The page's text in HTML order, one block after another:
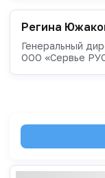
Регина
Генеральный
ООО «Сервье